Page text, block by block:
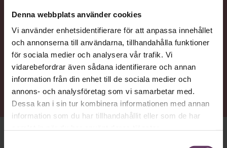
Denna webbplats använder cookies
Vi använder enhetsidentifierare för att anpassa innehållet
och annonserna till användarna, tillhandahålla funktioner
för sociala medier och analysera vår trafik. Vi
vidarebefordrar även sådana identifierare och annan
information från din enhet till de sociala medier och
annons- och analysföretag som vi samarbetar med.
Dessa kan i sin tur kombinera informationen med annan
information som du har tillhandahållit eller som de har
jämställdhet och mot sexuellt våld.
NYTTA
Få en inblick i hur Ida Östensson tänker kring rättvisa,
hälsa, och att leda genom andra – men också
nazisthot och traumahantering på arbetsplatsen.
crossfit-pass på morgonen. För att